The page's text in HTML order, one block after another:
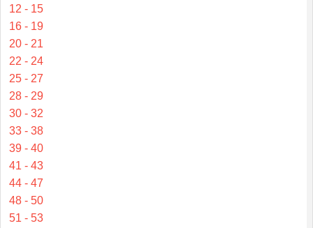
12 - 15
16 - 19
20 - 21
22 - 24
25 - 27
28 - 29
30 - 32
33 - 38
39 - 40
41 - 43
44 - 47
48 - 50
51 - 53